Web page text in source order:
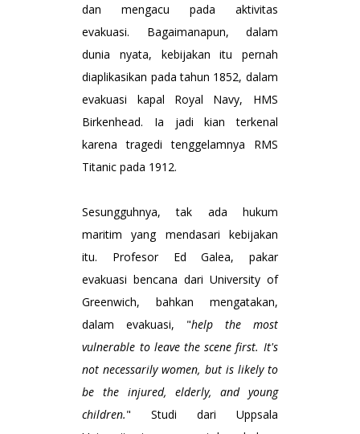
dan mengacu pada aktivitas
evakuasi. Bagaimanapun, dalam
dunia nyata, kebijakan itu pernah
diaplikasikan pada tahun 1852, dalam
evakuasi kapal Royal Navy, HMS
Birkenhead. Ia jadi kian terkenal
karena tragedi tenggelamnya RMS
Titanic pada 1912.
Sesungguhnya, tak ada hukum
maritim yang mendasari kebijakan
itu. Profesor Ed Galea, pakar
evakuasi bencana dari University of
Greenwich, bahkan mengatakan,
dalam evakuasi, "help the most
vulnerable to leave the scene first. It's
not necessarily women, but is likely to
be the injured, elderly, and young
children." Studi dari Uppsala